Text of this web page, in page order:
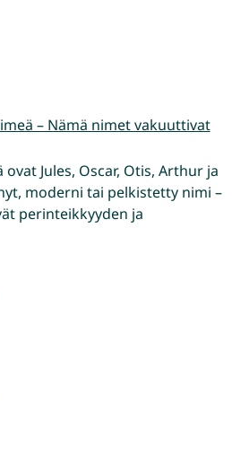
– Nämä nimet vakuuttivat
Jules, Oscar, Otis, Arthur ja
moderni tai pelkistetty nimi –
perinteikkyyden ja